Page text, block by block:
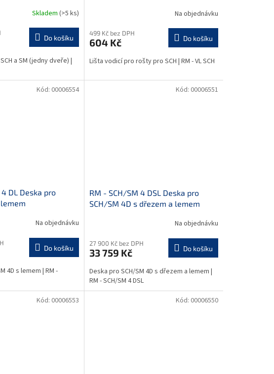
Skladem (>5 ks)
Do košíku
a SM (jedny dveře) |
Na objednávku
499 Kč bez DPH
604 Kč Do košíku
Lišta vodicí pro rošty pro SCH | RM - VL SCH
DL Deska pro
Na objednávku
Do košíku
4D s lemem | RM -
Kód: 00006554
RM - SCH/SM 4 DSL Deska pro
SCH/SM 4D s dřezem a lemem
Na objednávku
27 900 Kč bez DPH
33 759 Kč Do košíku
Deska pro SCH/SM 4D s dřezem a lemem |
RM - SCH/SM 4 DSL
Kód: 00006551
Kód: 00006553 Kód: 00006550